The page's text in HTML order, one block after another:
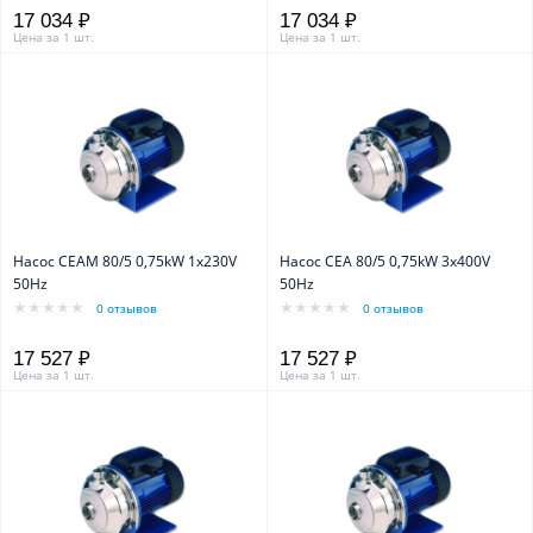
17 034 ₽
Цена за 1 шт.
17 034 ₽
Цена за 1 шт.
Насос CEAM 80/5 0,75kW 1x230V
50Hz
0 отзывов
17 527 ₽
Цена за 1 шт.
Насос CEA 80/5 0,75kW 3x400V
50Hz
0 отзывов
17 527 ₽
Цена за 1 шт.